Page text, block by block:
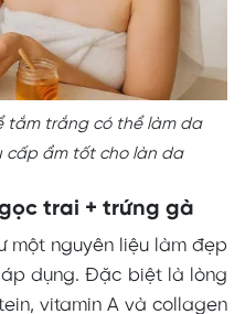
tắm trắng có thể làm da
cấp ẩm tốt cho làn da
trai + trứng gà
một nguyên liệu làm đẹp
dụng. Đặc biệt là lòng
vitamin A và collagen